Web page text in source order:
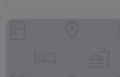
Adina Apartment Hotel Sydney